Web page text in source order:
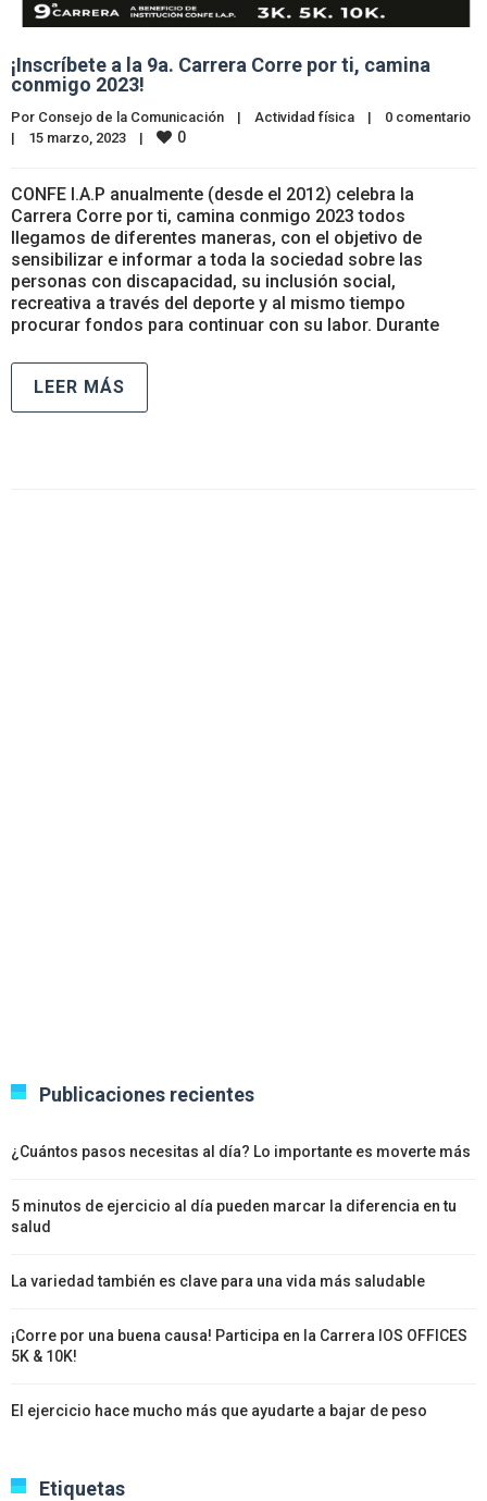
¡Inscríbete a la 9a. Carrera Corre por ti, camina
conmigo 2023!
Por Consejo de la Comunicación | Actividad física |
0 comentario
|
15 marzo, 2023 | 0
CONFE I.A.P anualmente (desde el 2012) celebra la
Carrera Corre por ti, camina conmigo 2023 todos
llegamos de diferentes maneras, con el objetivo de
sensibilizar e informar a toda la sociedad sobre las
personas con discapacidad, su inclusión social,
recreativa a través del deporte y al mismo tiempo
procurar fondos para continuar con su labor. Durante
LEER MÁS
Publicaciones recientes
¿Cuántos pasos necesitas al día? Lo importante es moverte más
5 minutos de ejercicio al día pueden marcar la diferencia en tu
salud
La variedad también es clave para una vida más saludable
¡Corre por una buena causa! Participa en la Carrera IOS OFFICES
5K & 10K!
El ejercicio hace mucho más que ayudarte a bajar de peso
Etiquetas